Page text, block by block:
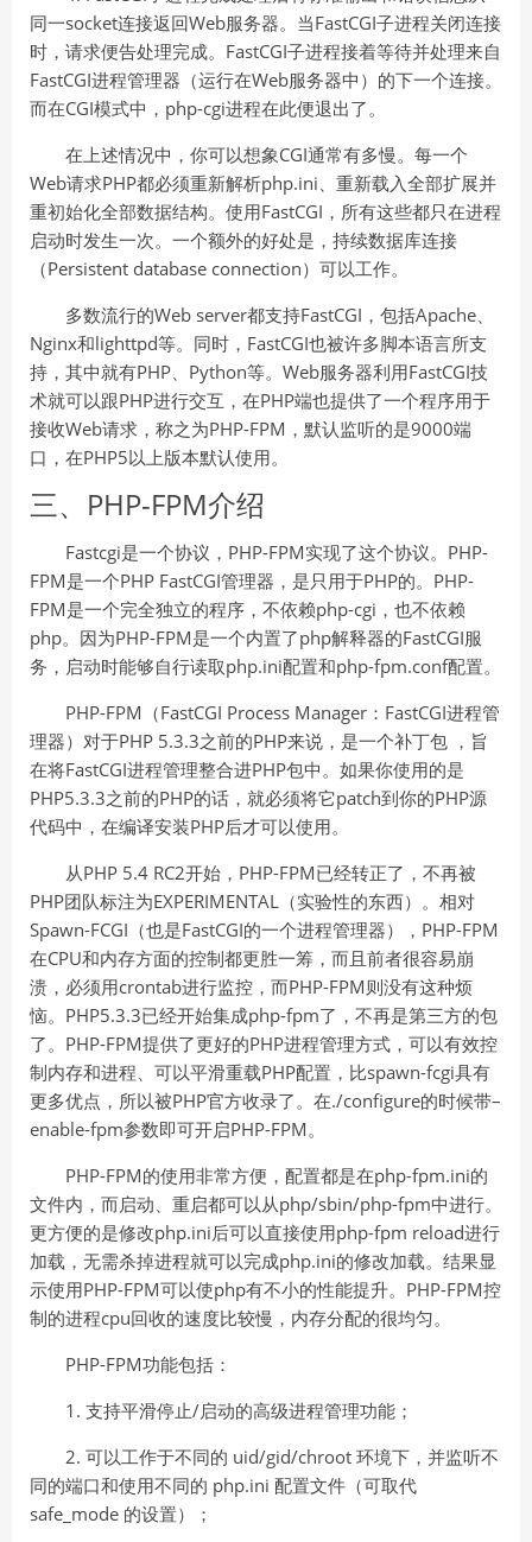
同一socket连接返回Web服务器。当FastCGI子进程关闭连接
时，请求便告处理完成。FastCGI子进程接着等待并处理来自
FastCGI进程管理器（运行在Web服务器中）的下一个连接。
而在CGI模式中，php-cgi进程在此便退出了。
在上述情况中，你可以想象CGI通常有多慢。每一个
Web请求PHP都必须重新解析php.ini、重新载入全部扩展并
重初始化全部数据结构。使用FastCGI，所有这些都只在进程
启动时发生一次。一个额外的好处是，持续数据库连接
（Persistent database connection）可以工作。
多数流行的Web server都支持FastCGI，包括Apache、
Nginx和lighttpd等。同时，FastCGI也被许多脚本语言所支
持，其中就有PHP、Python等。Web服务器利用FastCGI技
术就可以跟PHP进行交互，在PHP端也提供了一个程序用于
接收Web请求，称之为PHP-FPM，默认监听的是9000端
口，在PHP5以上版本默认使用。
三、PHP-FPM介绍
Fastcgi是一个协议，PHP-FPM实现了这个协议。PHP-
FPM是一个PHP FastCGI管理器，是只用于PHP的。PHP-
FPM是一个完全独立的程序，不依赖php-cgi，也不依赖
php。因为PHP-FPM是一个内置了php解释器的FastCGI服
务，启动时能够自行读取php.ini配置和php-fpm.conf配置。
PHP-FPM（FastCGI Process Manager：FastCGI进程管
理器）对于PHP 5.3.3之前的PHP来说，是一个补丁包 ，旨
在将FastCGI进程管理整合进PHP包中。如果你使用的是
PHP5.3.3之前的PHP的话，就必须将它patch到你的PHP源
代码中，在编译安装PHP后才可以使用。
从PHP 5.4 RC2开始，PHP-FPM已经转正了，不再被
PHP团队标注为EXPERIMENTAL（实验性的东西）。相对
Spawn-FCGI（也是FastCGI的一个进程管理器），PHP-FPM
在CPU和内存方面的控制都更胜一筹，而且前者很容易崩
溃，必须用crontab进行监控，而PHP-FPM则没有这种烦
恼。PHP5.3.3已经开始集成php-fpm了，不再是第三方的包
了。PHP-FPM提供了更好的PHP进程管理方式，可以有效控
制内存和进程、可以平滑重载PHP配置，比spawn-fcgi具有
更多优点，所以被PHP官方收录了。在./configure的时候带–
enable-fpm参数即可开启PHP-FPM。
PHP-FPM的使用非常方便，配置都是在php-fpm.ini的
文件内，而启动、重启都可以从php/sbin/php-fpm中进行。
更方便的是修改php.ini后可以直接使用php-fpm reload进行
加载，无需杀掉进程就可以完成php.ini的修改加载。结果显
示使用PHP-FPM可以使php有不小的性能提升。PHP-FPM控
制的进程cpu回收的速度比较慢，内存分配的很均匀。
PHP-FPM功能包括：
1. 支持平滑停止/启动的高级进程管理功能；
2. 可以工作于不同的 uid/gid/chroot 环境下，并监听不
同的端口和使用不同的 php.ini 配置文件（可取代
safe_mode 的设置）；